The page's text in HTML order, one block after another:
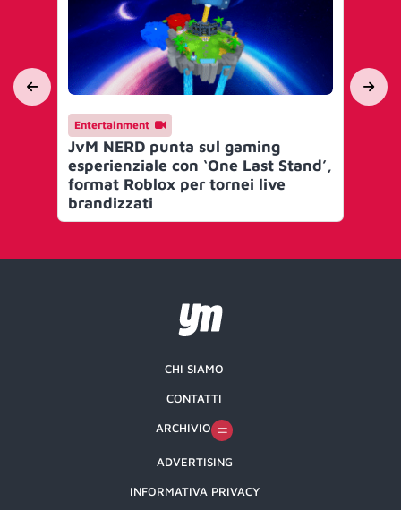
Entertainment
JvM NERD punta sul gaming
esperienziale con ‘One Last Stand’,
format Roblox per tornei live
brandizzati
CHI SIAMO
CONTATTI
ARCHIVIO
ADVERTISING
INFORMATIVA PRIVACY